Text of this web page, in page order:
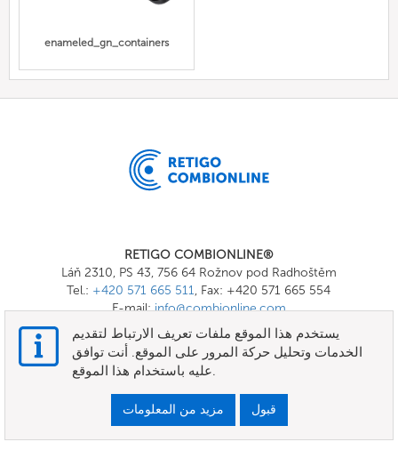
enameled_gn_containers
RETIGO COMBIONLINE®
Láň 2310, PS 43, 756 64 Rožnov pod Radhoštěm
Tel.: +420 571 665 511, Fax: +420 571 665 554
E-mail:info@combionline.com
OnlineMenu
الأحكام والشروط
يستخدم هذا الموقع ملفات تعريف الارتباط لتقديم
الخدمات وتحليل حركة المرور على الموقع. أنت توافق
عليه باستخدام هذا الموقع.
مزيد من المعلومات قبول